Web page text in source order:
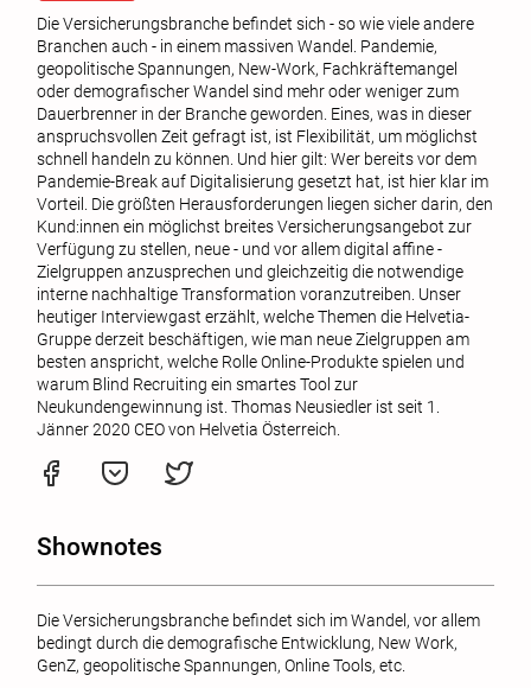
Die Versicherungsbranche befindet sich - so wie viele andere
Branchen auch - in einem massiven Wandel. Pandemie,
geopolitische Spannungen, New-Work, Fachkräftemangel
oder demografischer Wandel sind mehr oder weniger zum
Dauerbrenner in der Branche geworden. Eines, was in dieser
anspruchsvollen Zeit gefragt ist, ist Flexibilität, um möglichst
schnell handeln zu können. Und hier gilt: Wer bereits vor dem
Pandemie-Break auf Digitalisierung gesetzt hat, ist hier klar im
Vorteil. Die größten Herausforderungen liegen sicher darin, den
Kund:innen ein möglichst breites Versicherungsangebot zur
Verfügung zu stellen, neue - und vor allem digital affine -
Zielgruppen anzusprechen und gleichzeitig die notwendige
interne nachhaltige Transformation voranzutreiben. Unser
heutiger Interviewgast erzählt, welche Themen die Helvetia-
Gruppe derzeit beschäftigen, wie man neue Zielgruppen am
besten anspricht, welche Rolle Online-Produkte spielen und
warum Blind Recruiting ein smartes Tool zur
Neukundengewinnung ist. Thomas Neusiedler ist seit 1.
Jänner 2020 CEO von Helvetia Österreich.
Shownotes
Die Versicherungsbranche befindet sich im Wandel, vor allem
bedingt durch die demografische Entwicklung, New Work,
GenZ, geopolitische Spannungen, Online Tools, etc.